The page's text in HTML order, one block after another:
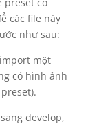
các file này
như sau:
một
có hình ảnh
develop,